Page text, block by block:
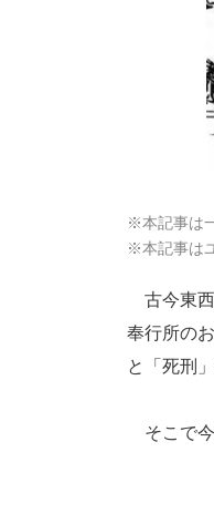
※本記事は
※本記事は
古今東西
奉行所の
と「死刑
そこで今